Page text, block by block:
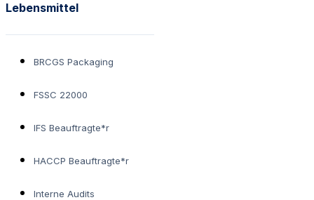
Lebensmittel
BRCGS Packaging
FSSC 22000
IFS Beauftragte*r
HACCP Beauftragte*r
Interne Audits